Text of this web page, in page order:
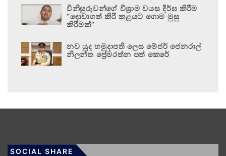
විනිසුරුවන්ගේ විශ්‍රාම වයස දීර්ඝ කිරීම
“දොවාගත් කිරි කළයට ගොම මුසු
කිරීමක්”
නව යුද හමුදාපති ලෙස මේජර් ජෙනරාල්
නිලන්ත ප්‍රේමරත්න පත් කෙරේ
SOCIAL SHARE